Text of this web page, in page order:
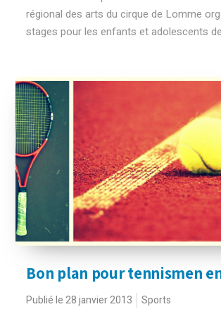
régional des arts du cirque de Lomme
stages pour les enfants et adolescents
Bon plan pour tennismen
Publié le 28 janvier 2013 Sports